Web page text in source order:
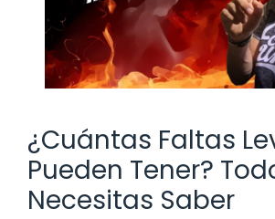
¿Cuántas Faltas
Pueden Tener?
Necesitas Saber